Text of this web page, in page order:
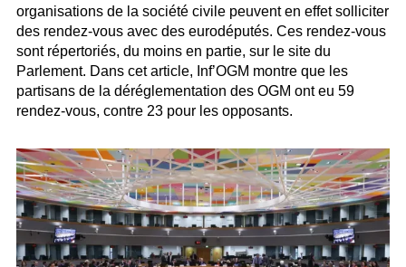
organisations de la société civile peuvent en effet solliciter
des rendez-vous avec des eurodéputés. Ces rendez-vous
sont répertoriés, du moins en partie, sur le site du
Parlement. Dans cet article, Inf’OGM montre que les
partisans de la déréglementation des OGM ont eu 59
rendez-vous, contre 23 pour les opposants.